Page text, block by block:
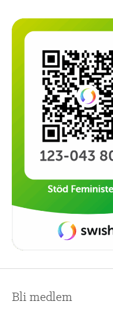
OM FI
FÖR MEDLEMMAR
NYHETER
Bli medlem